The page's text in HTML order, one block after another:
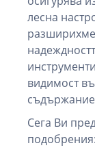
лесна
видимост
Сега Ви
подобрения: